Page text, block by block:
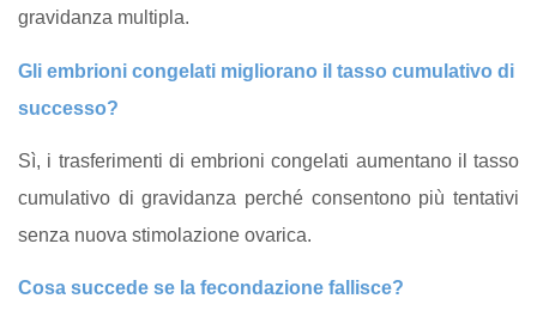
gravidanza multipla.
Gli embrioni congelati migliorano il tasso cumulativo di
successo?
Sì, i trasferimenti di embrioni congelati aumentano il tasso
cumulativo di gravidanza perché consentono più tentativi
senza nuova stimolazione ovarica.
Cosa succede se la fecondazione fallisce?